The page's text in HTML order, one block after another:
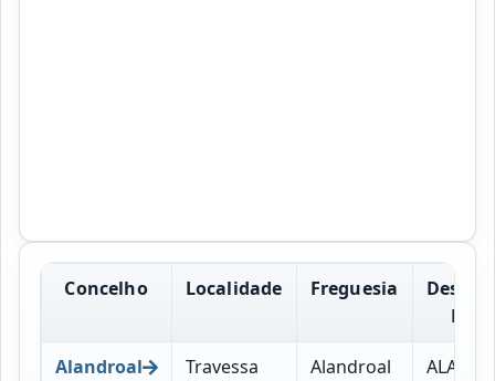
Concelho Localidade Freguesia
Alandroal
Travessa
Alandroal